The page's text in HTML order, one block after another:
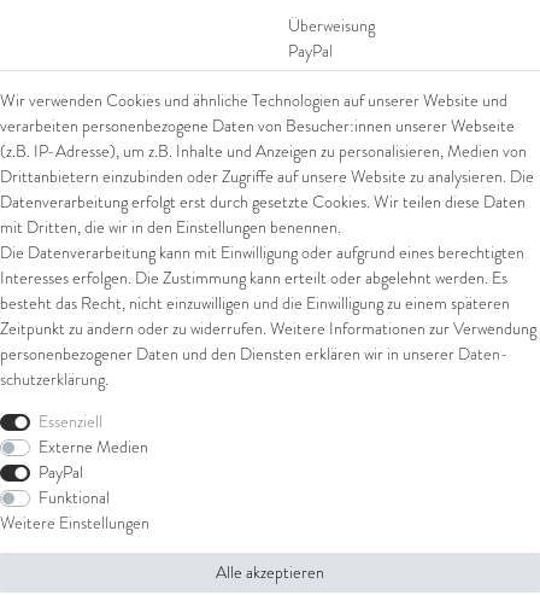
Überweisung
PayPal
SEPA Lastschrift
giropay
Kreditkarte
Versand
UPS
FedEx
Wir verwenden Cookies und ähnliche Technologien auf unserer Website und
verarbeiten personenbezogene Daten von Besucher:innen unserer Webseite
(z.B. IP-Adresse), um z.B. Inhalte und Anzeigen zu personalisieren, Medien von
Drittanbietern einzubinden oder Zugriffe auf unsere Website zu analysieren. Die
Datenverarbeitung erfolgt erst durch gesetzte Cookies. Wir teilen diese Daten
mit Dritten, die wir in den Einstellungen benennen.
Die Datenverarbeitung kann mit Einwilligung oder aufgrund eines berechtigten
Interesses erfolgen. Die Zustimmung kann erteilt oder abgelehnt werden. Es
besteht das Recht, nicht einzuwilligen und die Einwilligung zu einem späteren
Zeitpunkt zu ändern oder zu widerrufen. Weitere Informationen zur Verwendung
personenbezogener Daten und den Diensten erklären wir in unserer Daten­
schutz­erklärung.
Essenziell
Externe Medien
PayPal
Funktional
Weitere Einstellungen
Alle akzeptieren